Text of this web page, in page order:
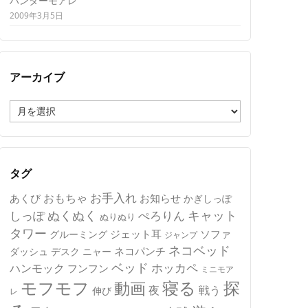
2009年3月5日
アーカイブ
ー
カ
イ
タグ
あくび おもちゃ お手入れ お知らせ かぎしっぽ
しっぽ ぬくぬく ぬりぬり ぺろりん キャット
タワー グルーミング ジェット耳 ジャンプ ソファ
ダッシュ デスク ニャー ネコパンチ ネコベッド
ハンモック フンフン ベッド ホッカペ ミニモア
レ モフモフ 伸び 動画 夜 寝る 戦う 探